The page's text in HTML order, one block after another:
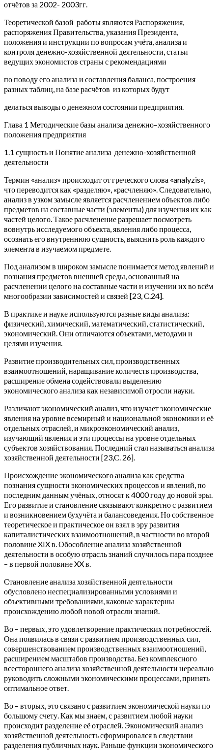
отчётов за 2002- 2003гг.
Теоретической базой работы являются Распоряжения,
распоряжения Правительства, указания Президента,
положения и инструкции по вопросам учёта, анализа и
контроля денежно-хозяйственной деятельности, статьи
ведущих экономистов страны с рекомендациями
по поводу его анализа и составления баланса, построения
разных таблиц, на базе расчётов из которых будут
делаться выводы о денежном состоянии предприятия.
Глава 1 Методические базы анализа денежно–хозяйственного
положения предприятия
1.1 сущность и Понятие анализа денежно-хозяйственной
деятельности
Термин «анализ» происходит от греческого слова «analyzis»,
что переводится как «разделяю», «расчленяю». Следовательно,
анализ в узком замысле является расчленением объектов либо
предметов на составные части (элементы) для изучения их как
частей целого. Такое расчленение разрешает посмотреть
вовнутрь исследуемого объекта, явления либо процесса,
осознать его внутреннюю сущность, выяснить роль каждого
элемента в изучаемом предмете.
Под анализом в широком замысле понимается метод явлений и
познания предметов внешней среды, основанный на
расчленении целого на составные части и изучении их во всём
многообразии зависимостей и связей [23, С.24].
В практике и науке используются разные виды анализа:
физический, химический, математический, статистический,
экономический. Они отличаются объектами, методами и
целями изучения.
Развитие производительных сил, производственных
взаимоотношений, наращивание количеств производства,
расширение обмена содействовали выделению
экономического анализа как независимой отросли науки.
Различают экономический анализ, что изучает экономические
явления на уровне всемирный и национальной экономики и её
отдельных отраслей, и микроэкономический анализ,
изучающий явления и эти процессы на уровне отдельных
субъектов хозяйствования. Последний стал называться анализа
хозяйственной деятельности [23,С. 26].
Происхождение экономического анализа как средства
познания сущности экономических процессов и явлений, по
последним данным учёных, относят к 4000 году до новой эры.
Его развитие и становление связывают конкретно с развитием
и возникновением бухучёта и балансоведения. Но собственное
теоретическое и практическое он взял в эру развития
капиталистических взаимоотношений, в частности во второй
половине XIX в. Обособление анализа хозяйственной
деятельности в особую отрасль знаний случилось пара позднее
– в первой половине XX в.
Становление анализа хозяйственной деятельности
обусловлено неспециализированными условиями и
объективными требованиями, каковые характерны
происхождению любой новой отрасли знаний.
Во – первых, это удовлетворение практических потребностей.
Она появилась в связи с развитием производственных сил,
совершенствованием производственных взаимоотношений,
расширением масштабов производства. Без комплексного
всестороннего анализа хозяйственной деятельности нереально
руководить сложными экономическими процессами, принять
оптимальное ответ.
Во – вторых, это связано с развитием экономической науки по
большому счету. Как мы знаем, с развитием любой науки
происходит разделение её отраслей. Экономический анализ
хозяйственной деятельность сформировался в следствии
разделения публичных наук. Раньше функции экономического